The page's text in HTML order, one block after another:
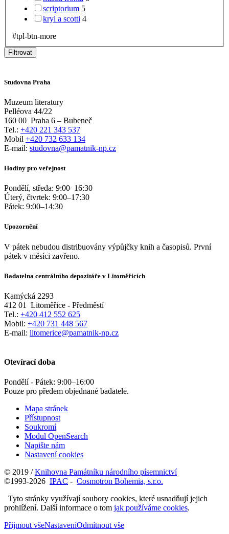
scriptorium 5
kryl a scotti 4
#tpl-btn-more
Filtrovat
Studovna Praha
Muzeum literatury
Pelléova 44/22
160 00 Praha 6 – Bubeneč
Tel.: +420 221 343 537
Mobil +420 732 633 134
E-mail: studovna@pamatnik-np.cz
Hodiny pro veřejnost
Pondělí, středa: 9:00–16:30
Úterý, čtvrtek: 9:00–17:30
Pátek: 9:00–14:30
Upozornění
V pátek nebudou distribuovány výpůjčky knih a časopisů. První
pátek v měsíci zavřeno.
Badatelna centrálního depozitáře v Litoměřicích
Kamýcká 2293
412 01
Litoměřice - Předměstí
Tel.: +420 412 552 625
Mobil: +420 731 448 567
E-mail: litomerice@pamatnik-np.cz
Otevírací doba
Pondělí - Pátek: 9:00–16:00
Pouze pro předem objednané badatele.
Mapa stránek
Přístupnost
Soukromí
Modul OpenSearch
Napište nám
Nastavení cookies
© 2019 /Knihovna Památníku národního písemnictví
©1993-2026 IPAC - Cosmotron Bohemia, s.r.o.
Tyto stránky využívají soubory cookies, které usnadňují jejich
prohlížení. Další informace o tom jak používáme cookies.
Přijmout všeNastaveníOdmítnout vše